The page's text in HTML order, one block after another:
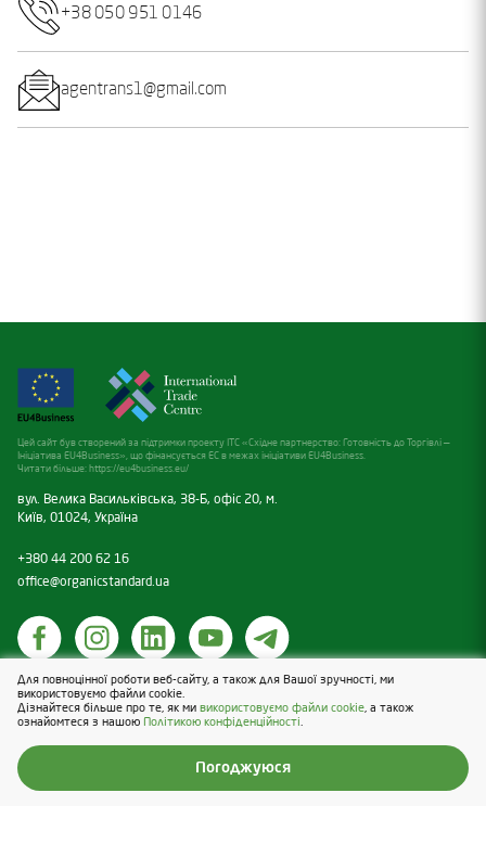
+38 050 951 0146
agentrans1@gmail.com
вул. Велика Васильківська, 38-Б, офіс 20, м.
Київ, 01024, Україна
Цей сайт був створений за підтримки проекту ITC «Східне партнерство: Готовність до Торгівлі —
Ініціатива EU4Business», що фінансується ЕС в межах ініціативи EU4Business.
Читати більше: https://eu4business.eu/
+380 44 200 62 16
office@organicstandard.ua
Політика щодо cookies
Політика конфіденційності
Для повноцінної роботи веб-сайту, а також для Вашої зручності, ми
використовуємо файли cookie.
Дізнайтеся більше про те, як ми використовуємо файли cookie, а також
ознайомтеся з нашою
Політикою конфіденційності.
Погоджуюся